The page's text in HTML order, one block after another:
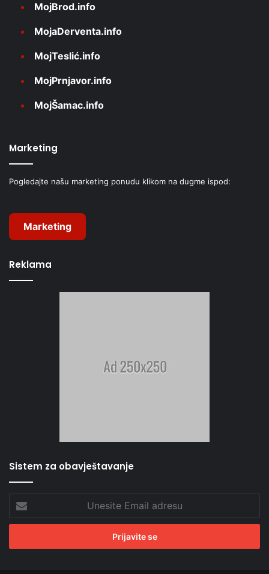
MojBrod.info
MojaDerventa.info
MojTeslić.info
MojPrnjavor.info
MojŠamac.info
Marketing
Pogledajte našu marketing ponudu klikom na dugme ispod:
Marketing
Reklama
Sistem za obavještavanje
Unesite
Email
adresu